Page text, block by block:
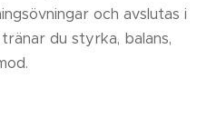
och avslutas i
du styrka, balans,